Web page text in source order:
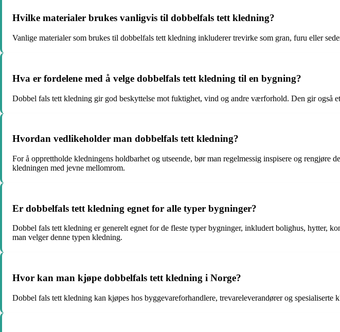
Hvilke materialer brukes vanligvis til dobbelfals tett kledning?
Vanlige materialer som brukes til dobbelfals tett kledning inkluderer trevirke som gran, furu eller
Hva er fordelene med å velge dobbelfals tett kledning til en bygning?
Dobbel fals tett kledning gir god beskyttelse mot fuktighet, vind og andre værforhold. Den gir også
Hvordan vedlikeholder man dobbelfals tett kledning?
For å opprettholde kledningens holdbarhet og utseende, bør man regelmessig inspisere og
kledningen med jevne mellomrom.
Er dobbelfals tett kledning egnet for alle typer bygninger?
Dobbel fals tett kledning er generelt egnet for de fleste typer bygninger, inkludert bolighus, hytter,
man velger denne typen kledning.
Hvor kan man kjøpe dobbelfals tett kledning i Norge?
Dobbel fals tett kledning kan kjøpes hos byggevareforhandlere, trevareleverandører og